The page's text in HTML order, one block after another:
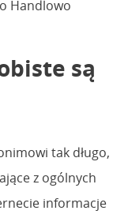
Handlowo
są
tak długo,
z ogólnych
informacje